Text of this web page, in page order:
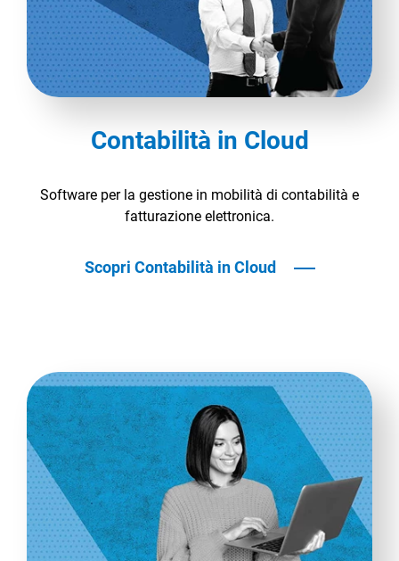
Trust Services
TeamSystem Corporate
Contabilità in Cloud
Software per la gestione in mobilità di contabilità e
fatturazione elettronica.
Scopri Contabilità in Cloud